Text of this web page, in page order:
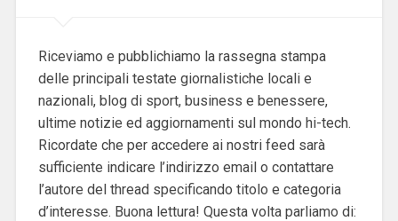
Riceviamo e pubblichiamo la rassegna stampa
delle principali testate giornalistiche locali e
nazionali, blog di sport, business e benessere,
ultime notizie ed aggiornamenti sul mondo hi-tech.
Ricordate che per accedere ai nostri feed sarà
sufficiente indicare l’indirizzo email o contattare
l’autore del thread specificando titolo e categoria
d’interesse. Buona lettura! Questa volta parliamo di: